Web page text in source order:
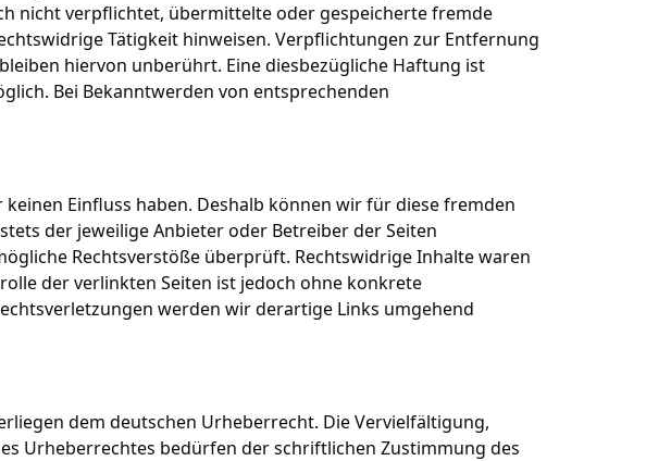
nicht verpflichtet, übermittelte oder gespeicherte fremde
Tätigkeit hinweisen. Verpflichtungen zur Entfernung
hiervon unberührt. Eine diesbezügliche Haftung ist
Bei Bekanntwerden von entsprechenden
Einfluss haben. Deshalb können wir für diese fremden
der jeweilige Anbieter oder Betreiber der Seiten
Rechtsverstöße überprüft. Rechtswidrige Inhalte waren
der verlinkten Seiten ist jedoch ohne konkrete
werden wir derartige Links umgehend
dem deutschen Urheberrecht. Die Vervielfältigung,
Urheberrechtes bedürfen der schriftlichen Zustimmung des